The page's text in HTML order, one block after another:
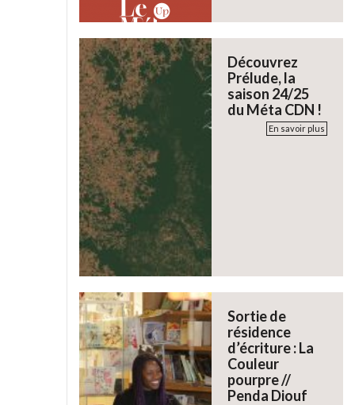
Découvrez
Prélude, la
saison 24/25
du Méta CDN !
En savoir plus
Sortie de
résidence
d’écriture : La
Couleur
pourpre //
Penda Diouf